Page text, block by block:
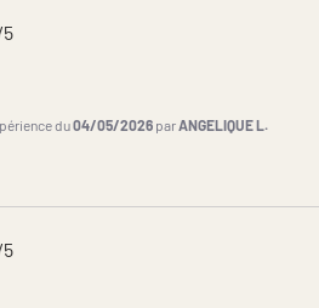
5
du04/05/2026 par ANGELIQUE L.
5